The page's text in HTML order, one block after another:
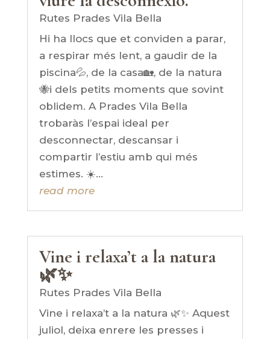
Rutes Prades Vila Bella
Hi ha llocs que et conviden a parar,
a respirar més lent, a gaudir de la
piscina💦, de la casa🏡, de la natura
🐝i dels petits moments que sovint
oblidem. A Prades Vila Bella
trobaràs l’espai ideal per
desconnectar, descansar i
compartir l’estiu amb qui més
estimes. ☀️...
read more
Vine i relaxa’t a la natura
🌿✨
Rutes Prades Vila Bella
Vine i relaxa’t a la natura 🌿✨ Aquest
juliol, deixa enrere les presses i